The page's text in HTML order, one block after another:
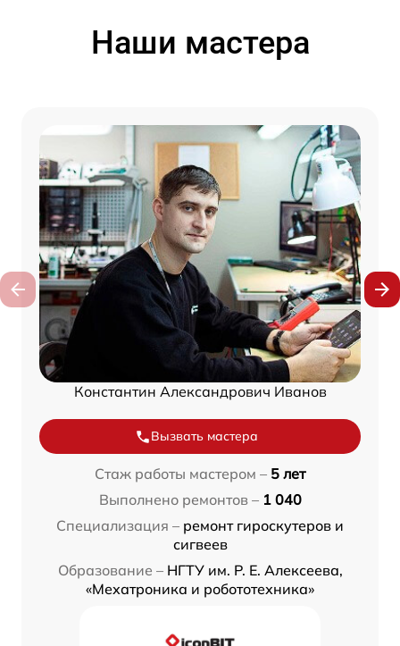
Наши мастера
Константин Александрович Иванов
Вызвать мастера
Стаж работы мастером – 5 лет
Выполнено ремонтов – 1 040
Специализация – ремонт гироскутеров и
сигвеев
Образование – НГТУ им. Р. Е. Алексеева,
«Мехатроника и робототехника»